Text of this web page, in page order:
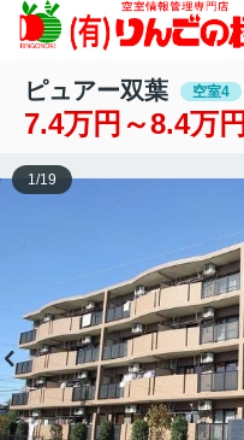
ピュアー双葉 空室4
7.4万円～8.4万円
1/19